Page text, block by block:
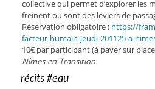
collective qui permet d’explorer les
freinent ou sont des leviers de
Réservation obligatoire : https://
facteur-humain-jeudi-201125-a-
10€ par participant (à payer sur
Nîmes-en-Transition
récits #eau